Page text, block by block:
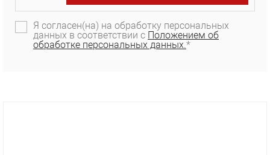
Я согласен(на) на обработку персональных
данных в соответствии с Положением об
обработке персональных данных.*